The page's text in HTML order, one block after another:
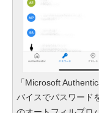
「Microsoft
バイスでパスワード